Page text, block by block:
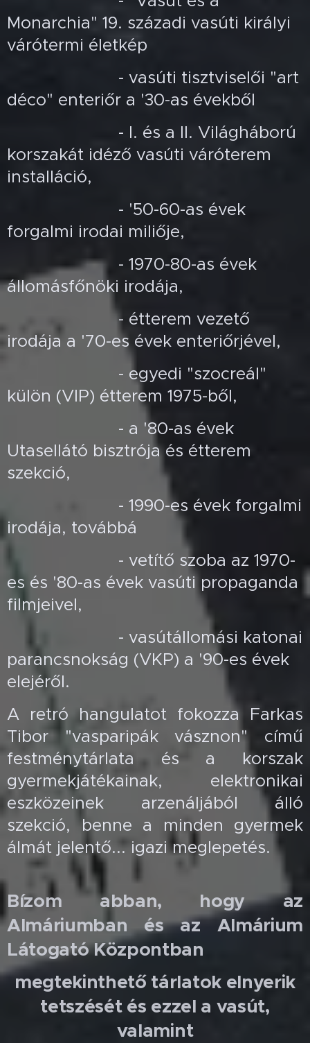
Monarchia" 19. századi vasúti királyi
várótermi életkép
- vasúti tisztviselői "art
déco" enteriőr a '30-as évekből
- I. és a II. Világháború
korszakát idéző vasúti váróterem
installáció,
- '50-60-as évek
forgalmi irodai miliője,
- 1970-80-as évek
állomásfőnöki irodája,
- étterem vezető
irodája a '70-es évek enteriőrjével,
- egyedi "szocreál"
külön (VIP) étterem 1975-ből,
- a '80-as évek
Utasellátó bisztrója és étterem
szekció,
- 1990-es évek forgalmi
irodája, továbbá
- vetítő szoba az 1970-
es és '80-as évek vasúti propaganda
filmjeivel,
- vasútállomási katonai
parancsnokság (VKP) a '90-es évek
elejéről.
A retró hangulatot fokozza Farkas
Tibor "vasparipák vásznon" című
festménytárlata és a korszak
gyermekjátékainak, elektronikai
eszközeinek arzenáljából álló
szekció, benne a minden gyermek
álmát jelentő... igazi meglepetés.
Bízom abban, hogy az
Almáriumban és az Almárium
Látogató Központban
megtekinthető tárlatok elnyerik
tetszését és ezzel a vasút,
valamint